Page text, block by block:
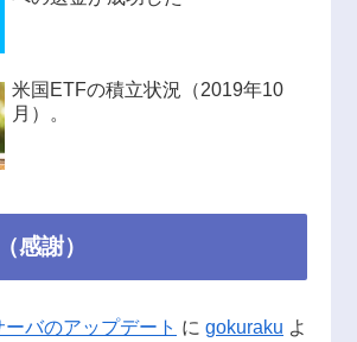
米国ETFの積立状況（2019年10
月）。
感謝）
バのアップデート に gokuraku よ